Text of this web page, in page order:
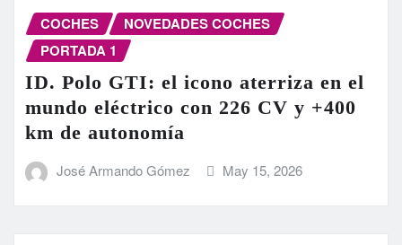
COCHES
NOVEDADES COCHES
PORTADA 1
ID. Polo GTI: el icono aterriza en el
mundo eléctrico con 226 CV y +400
km de autonomía
José Armando Gómez May 15, 2026